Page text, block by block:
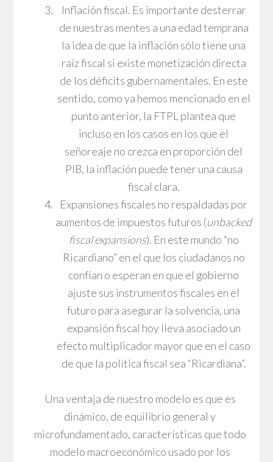
Inflación fiscal. Es importante desterrar
de nuestras mentes a una edad temprana
la idea de que la inflación sólo tiene una
raíz fiscal si existe monetización directa
de los déficits gubernamentales. En este
sentido, como ya hemos mencionado en el
punto anterior, la FTPL plantea que
incluso en los casos en los que el
señoreaje no crezca en proporción del
PIB, la inflación puede tener una causa
fiscal clara.
Expansiones fiscales no respaldadas por
aumentos de impuestos futuros (unbacked
fiscal expansions). En este mundo “no
Ricardiano” en el que los ciudadanos no
confían o esperan en que el gobierno
ajuste sus instrumentos fiscales en el
futuro para asegurar la solvencia, una
expansión fiscal hoy lleva asociado un
efecto multiplicador mayor que en el caso
de que la política fiscal sea “Ricardiana”.
Una ventaja de nuestro modelo es que es
dinámico, de equilibrio general y
microfundamentado, características que todo
modelo macroeconómico usado por los